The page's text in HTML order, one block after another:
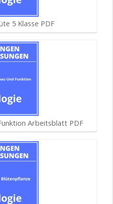
5 Klasse PDF
Arbeitsblatt PDF